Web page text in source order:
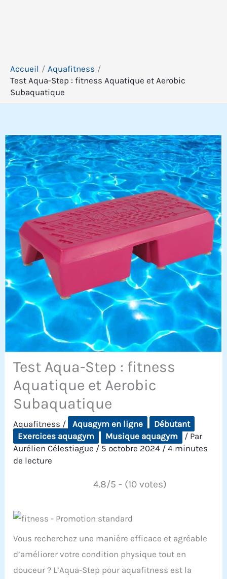
Accueil
Aquafitness
Test Aqua-Step : fitness Aquatique et Aerobic
Subaquatique
Test Aqua-Step : fitness
Aquatique et Aerobic
Subaquatique
Aquafitness / Aquagym en ligne
Débutant
Exercices aquagym
Musique aquagym
/ Par
Aurélien Célestiague / 5 octobre 2024 /4 minutes
de lecture
4.8/5 - (10 votes)
Vous recherchez une manière efficace et agréable
d’améliorer votre condition physique tout en
douceur ? L’Aqua-Step pour aquafitness est la